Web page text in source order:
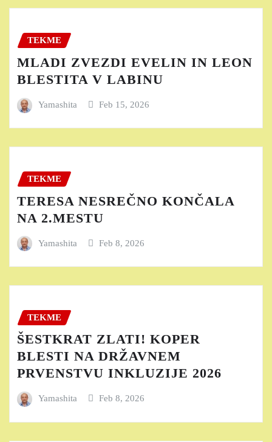
TEKME
MLADI ZVEZDI EVELIN IN LEON
BLESTITA V LABINU
Yamashita Feb 15, 2026
TEKME
TERESA NESREČNO KONČALA
NA 2.MESTU
Yamashita Feb 8, 2026
TEKME
ŠESTKRAT ZLATI! KOPER
BLESTI NA DRŽAVNEM
PRVENSTVU INKLUZIJE 2026
Yamashita Feb 8, 2026